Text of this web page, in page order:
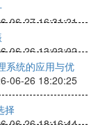
06-27 16:31:21
06-26 13:03:02
系统的应用与优
06-26 18:20:25
择
06-26 18:16:44